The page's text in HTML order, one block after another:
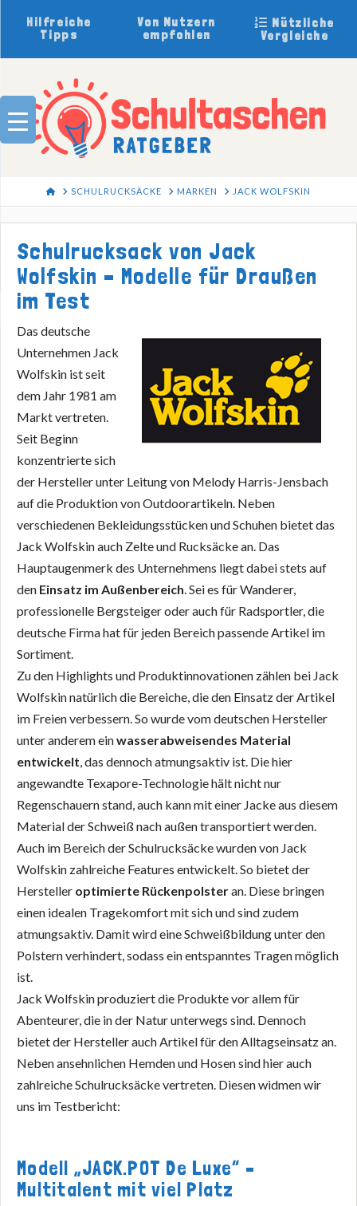
Hilfreiche
Tipps
Von Nutzern
empfohlen
Nützliche
Vergleiche
HOME
SCHULRUCKSÄCKE MARKEN JACK WOLFSKIN
Schulrucksack von Jack
Wolfskin – Modelle für Draußen
im Test
Das deutsche
Unternehmen Jack
Wolfskin ist seit
dem Jahr 1981 am
Markt vertreten.
Seit Beginn
konzentrierte sich
der Hersteller unter Leitung von Melody Harris-Jensbach
auf die Produktion von Outdoorartikeln. Neben
verschiedenen Bekleidungsstücken und Schuhen bietet das
Jack Wolfskin auch Zelte und Rucksäcke an. Das
Hauptaugenmerk des Unternehmens liegt dabei stets auf
den Einsatz im Außenbereich . Sei es für Wanderer,
professionelle Bergsteiger oder auch für Radsportler, die
deutsche Firma hat für jeden Bereich passende Artikel im
Sortiment.
Zu den Highlights und Produktinnovationen zählen bei Jack
Wolfskin natürlich die Bereiche, die den Einsatz der Artikel
im Freien verbessern. So wurde vom deutschen Hersteller
unter anderem einwasserabweisendes Material
entwickelt , das dennoch atmungsaktiv ist. Die hier
angewandte Texapore-Technologie hält nicht nur
Regenschauern stand, auch kann mit einer Jacke aus diesem
Material der Schweiß nach außen transportiert werden.
Auch im Bereich der Schulrucksäcke wurden von Jack
Wolfskin zahlreiche Features entwickelt. So bietet der
Hersteller optimierte Rückenpolsteran. Diese bringen
einen idealen Tragekomfort mit sich und sind zudem
atmungsaktiv. Damit wird eine Schweißbildung unter den
Polstern verhindert, sodass ein entspanntes Tragen möglich
ist.
Jack Wolfskin produziert die Produkte vor allem für
Abenteurer, die in der Natur unterwegs sind. Dennoch
bietet der Hersteller auch Artikel für den Alltagseinsatz an.
Neben ansehnlichen Hemden und Hosen sind hier auch
zahlreiche Schulrucksäcke vertreten. Diesen widmen wir
uns im Testbericht:
Modell „JACK.POT De Luxe“ –
Multitalent mit viel Platz